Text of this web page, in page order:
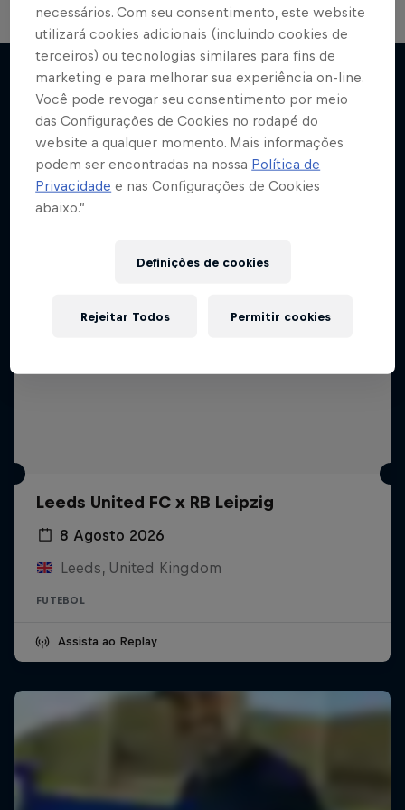
Mais
Jeder.Mann
A primeira Champions do Red Bull Salzburg (e
do Haaland)
Leeds United FC x RB Leipzig
8 Agosto 2026
Leeds, United Kingdom
FUTEBOL
Assista ao Replay
necessários. Com seu consentimento, este website
utilizará cookies adicionais (incluindo cookies de
terceiros) ou tecnologias similares para fins de
marketing e para melhorar sua experiência on-line.
Você pode revogar seu consentimento por meio
das Configurações de Cookies no rodapé do
website a qualquer momento. Mais informações
podem ser encontradas na nossa Política de
Privacidade e nas Configurações de Cookies
abaixo.”
Definições de cookies
Rejeitar Todos Permitir cookies